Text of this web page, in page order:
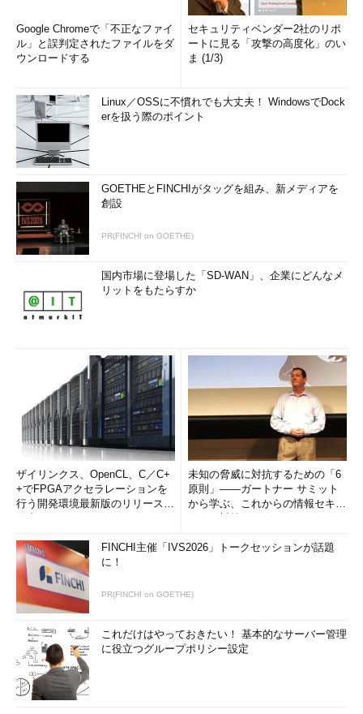
Google Chromeで「不正なファイ
ル」と誤判定されたファイルをダ
ウンロードする
セキュリティベンダー2社のリポ
ートに見る「攻撃の高度化」のい
ま (1/3)
Linux／OSSに不慣れでも大丈夫！ WindowsでDock
erを扱う際のポイント
GOETHEとFINCHIがタッグを組み、新メディアを
創設
PR(FINCHI on GOETHE)
国内市場に登場した「SD-WAN」、企業にどんなメ
リットをもたらすか
ザイリンクス、OpenCL、C／C+
+でFPGAアクセラレーションを
行う開発環境最新版のリリースを
未知の脅威に対抗するための「6
原則」――ガートナー サミット
から学ぶ、これからの情報セキュ
FINCHI主催「IVS2026」トークセッションが話題
に！
PR(FINCHI on GOETHE)
これだけはやっておきたい！ 基本的なサーバー管理
に役立つグループポリシー設定